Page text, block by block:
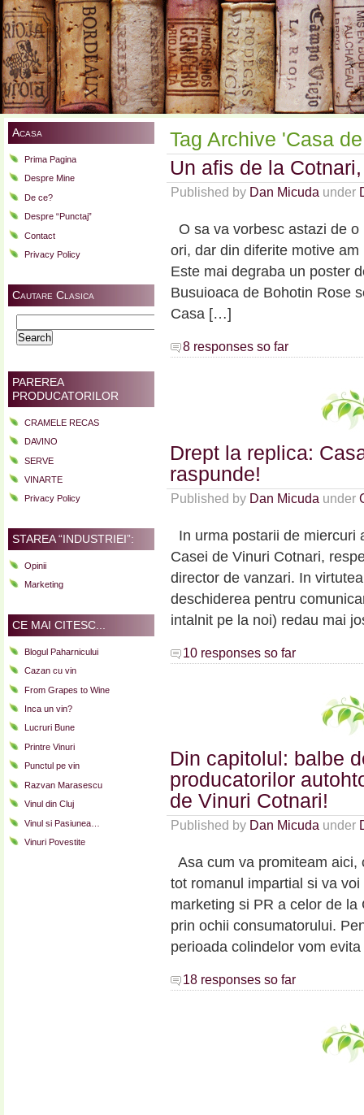
Acasa
Prima Pagina
Despre Mine
De ce?
Despre “Punctaj”
Contact
Privacy Policy
Cautare Clasica
for:
PAREREA
PRODUCATORILOR
CRAMELE RECAS
DAVINO
SERVE
VINARTE
Privacy Policy
STAREA “INDUSTRIEI”:
Opinii
Marketing
CE MAI CITESC...
Blogul Paharnicului
Cazan cu vin
From Grapes to Wine
Inca un vin?
Lucruri Bune
Printre Vinuri
Punctul pe vin
Razvan Marasescu
Vinul din Cluj
Vinul si Pasiunea…
Vinuri Povestite
Tag Archive 'Casa
Un afis de la
Published by Dan Micuda under
O sa va vorbesc astazi de
ori, dar din diferite motive
Este mai degraba un poster
Busuioaca de Bohotin Rose
Casa […]
8 responses so far
Drept la replica:
raspunde!
Published by Dan Micuda under
In urma postarii de miercuri
Casei de Vinuri Cotnari,
director de vanzari. In
deschiderea pentru
intalnit pe la noi) redau mai
10 responses so far
Din capitolul: balbe
producatorilor
de Vinuri Cotnari!
Published by Dan Micuda under
Asa cum va promiteam
tot romanul impartial si va
marketing si PR a celor de
prin ochii consumatorului.
perioada colindelor vom
18 responses so far